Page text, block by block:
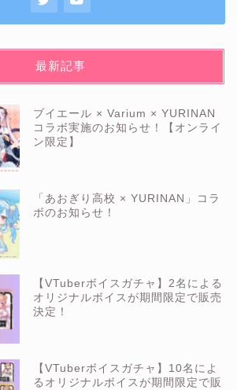
最新記事
ブイエール × Varium × YURINAN
コラボ実施のお知らせ！【オンライ
ン限定】
「あおぎり高校 × YURINAN」コラ
ボのお知らせ！
【VTuberボイスガチャ】2名による
オリジナルボイスが期間限定で販売
決定！
【VTuberボイスガチャ】10名によ
るオリジナルボイスが期間限定で販